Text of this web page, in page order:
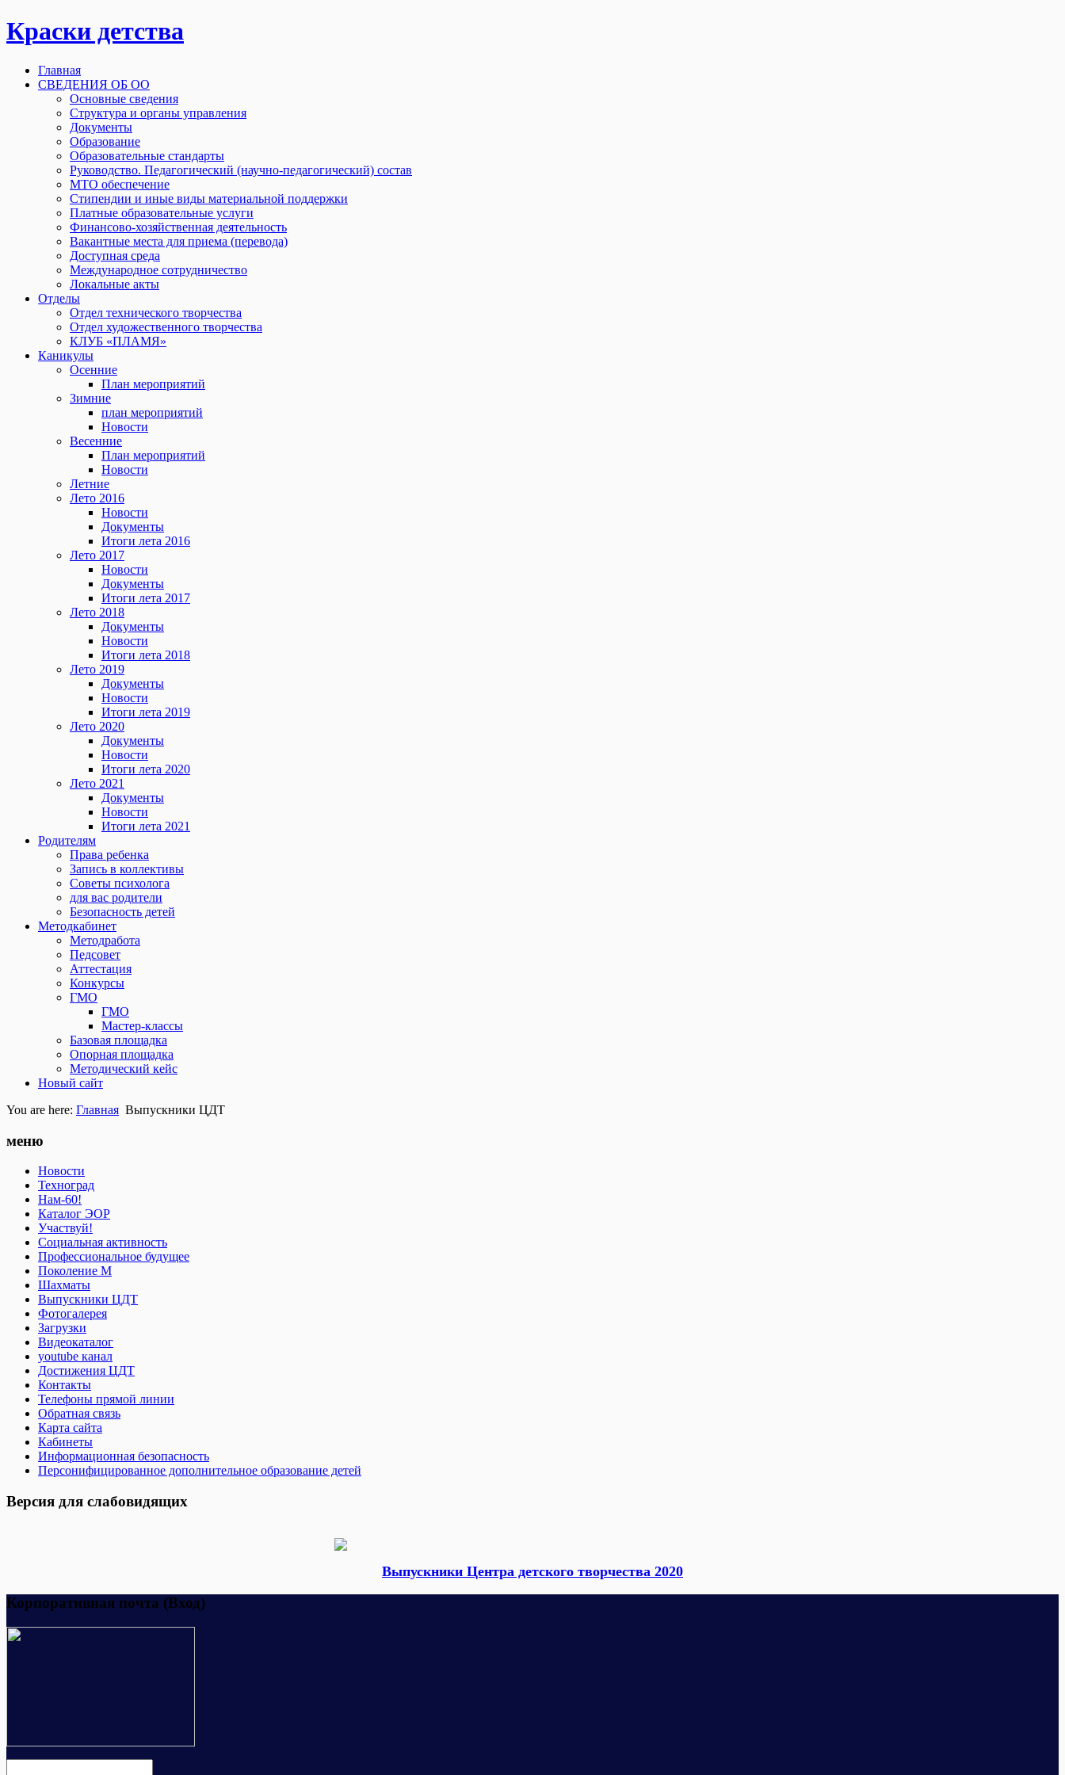
Краски детства
Главная
СВЕДЕНИЯ ОБ ОО
Основные сведения
Структура и органы управления
Документы
Образование
Образовательные стандарты
Руководство. Педагогический (научно-педагогический) состав
МТО обеспечение
Стипендии и иные виды материальной поддержки
Платные образовательные услуги
Финансово-хозяйственная деятельность
Вакантные места для приема (перевода)
Доступная среда
Международное сотрудничество
Локальные акты
Отделы
Отдел технического творчества
Отдел художественного творчества
КЛУБ «ПЛАМЯ»
Каникулы
Осенние
План мероприятий
Зимние
план мероприятий
Новости
Весенние
План мероприятий
Новости
Летние
Лето 2016
Новости
Документы
Итоги лета 2016
Лето 2017
Новости
Документы
Итоги лета 2017
Лето 2018
Документы
Новости
Итоги лета 2018
Лето 2019
Документы
Новости
Итоги лета 2019
Лето 2020
Документы
Новости
Итоги лета 2020
Лето 2021
Документы
Новости
Итоги лета 2021
Родителям
Права ребенка
Запись в коллективы
Советы психолога
для вас родители
Безопасность детей
Методкабинет
Методработа
Педсовет
Аттестация
Конкурсы
ГМО
ГМО
Мастер-классы
Базовая площадка
Опорная площадка
Методический кейс
Новый сайт
You are here: Главная Выпускники ЦДТ
меню
Новости
Техноград
Нам-60!
Каталог ЭОР
Участвуй!
Социальная активность
Профессиональное будущее
Поколение М
Шахматы
Выпускники ЦДТ
Фотогалерея
Загрузки
Видеокаталог
youtube канал
Достижения ЦДТ
Контакты
Телефоны прямой линии
Обратная связь
Карта сайта
Кабинеты
Информационная безопасность
Персонифицированное дополнительное образование детей
Версия для слабовидящих
Выпускники Центра детского творчества 2020
Корпоративная почта (Вход)